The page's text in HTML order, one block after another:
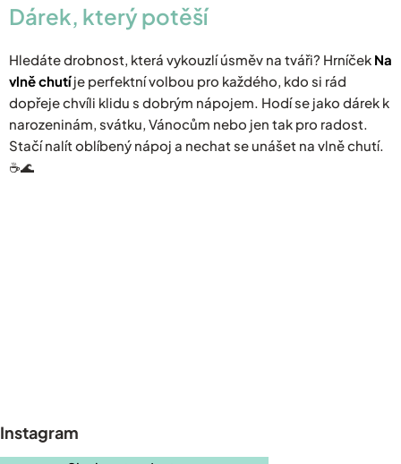
Dárek, který potěší
Hledáte drobnost, která vykouzlí úsměv na tváři? Hrníček Na
vlně chutíje perfektní volbou pro každého, kdo si rád
dopřeje chvíli klidu s dobrým nápojem. Hodí se jako dárek k
narozeninám, svátku, Vánocům nebo jen tak pro radost.
Stačí nalít oblíbený nápoj a nechat se unášet na vlně chutí.
☕🌊
a
t
Instagram